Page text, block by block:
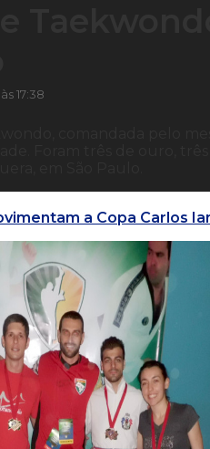
17:38
a Copa Carlos